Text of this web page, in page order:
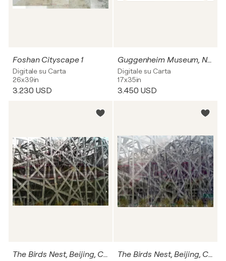
Foshan Cityscape 1
Digitale su Carta
26x39in
3.230 USD
Guggenheim Museum, New York City
Digitale su Carta
17x35in
3.450 USD
The Birds Nest, Beijing, China - vision 1 The Birds Nest, Beijing, China - vision 2